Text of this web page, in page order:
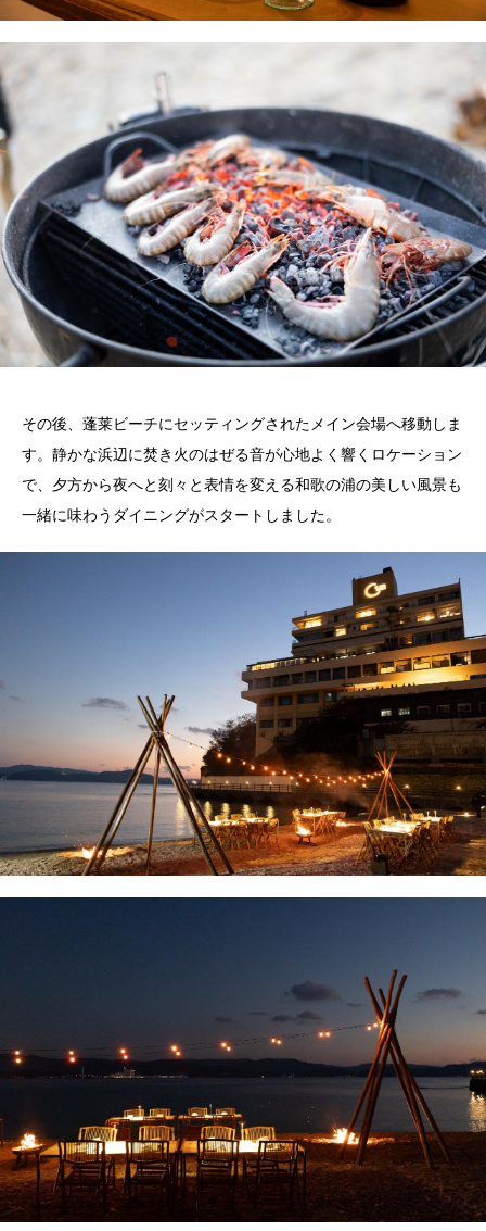
その後、蓬莱ビーチにセッティングされたメイン会場へ移動しま
す。静かな浜辺に焚き火のはぜる音が心地よく響くロケーション
で、夕方から夜へと刻々と表情を変える和歌の浦の美しい風景も
一緒に味わうダイニングがスタートしました。